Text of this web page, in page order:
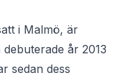
i Malmö, är
år 2013
sedan dess